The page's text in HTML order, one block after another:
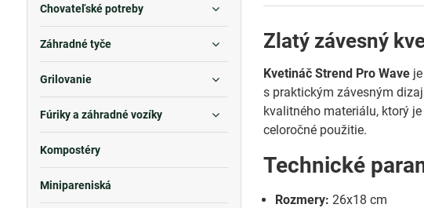
Zlatý závesný
Kvetináč Strend Pro Wave
s praktickým závesným
kvalitného materiálu, ktorý
celoročné použitie.
Technické
Rozmery: 26x18 cm
Chovateľské potreby
Záhradné tyče
Grilovanie
Fúriky a záhradné vozíky
Kompostéry
Minipareniská